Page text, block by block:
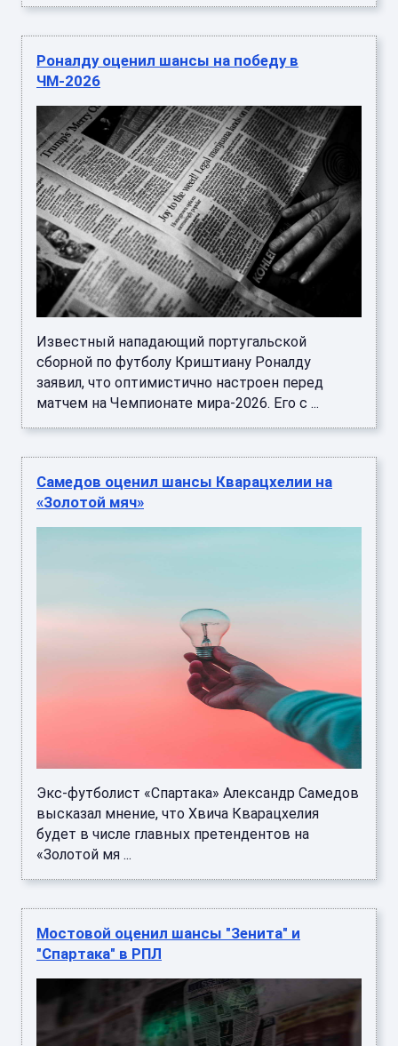
Роналду оценил шансы на победу в
ЧМ-2026
Известный нападающий португальской
сборной по футболу Криштиану Роналду
заявил, что оптимистично настроен перед
матчем на Чемпионате мира-2026. Его с ...
Самедов оценил шансы Кварацхелии на
«Золотой мяч»
Экс-футболист «Спартака» Александр Самедов
высказал мнение, что Хвича Кварацхелия
будет в числе главных претендентов на
«Золотой мя ...
Мостовой оценил шансы "Зенита" и
"Спартака" в РПЛ